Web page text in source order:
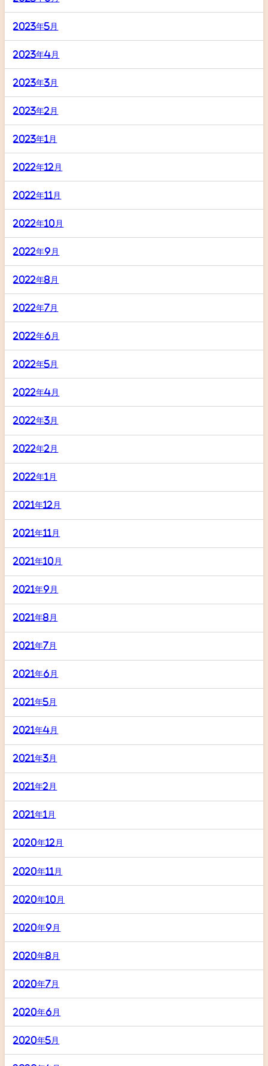
2023年5月
2023年4月
2023年3月
2023年2月
2023年1月
2022年12月
2022年11月
2022年10月
2022年9月
2022年8月
2022年7月
2022年6月
2022年5月
2022年4月
2022年3月
2022年2月
2022年1月
2021年12月
2021年11月
2021年10月
2021年9月
2021年8月
2021年7月
2021年6月
2021年5月
2021年4月
2021年3月
2021年2月
2021年1月
2020年12月
2020年11月
2020年10月
2020年9月
2020年8月
2020年7月
2020年6月
2020年5月